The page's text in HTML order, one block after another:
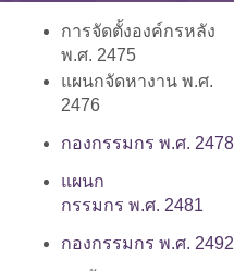
การจัดตั้งองค์กรหลัง
พ.ศ. 2475
แผนกจัดหางาน พ.ศ.
2476
กองกรรมกร พ.ศ. 2478
แผนก
กรรมกร พ.ศ. 2481
กองกรรมกร พ.ศ. 2492